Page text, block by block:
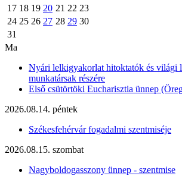
17 18 19 20 21 22 23
24 25 26 27 28 29 30
31
Ma
Nyári lelkigyakorlat hitoktatók és világi
munkatársak részére
Első csütörtöki Eucharisztia ünnep
2026.08.14. péntek
Székesfehérvár fogadalmi szentmiséje
2026.08.15. szombat
Nagyboldogasszony ünnep - szentmise